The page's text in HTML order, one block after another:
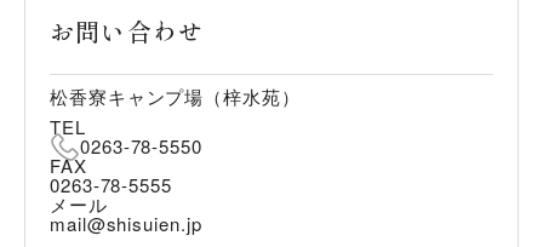
お問い合わせ
松香寮キャンプ場（梓水苑）
TEL
0263-78-5550
FAX
0263-78-5555
メール
mail@shisuien.jp